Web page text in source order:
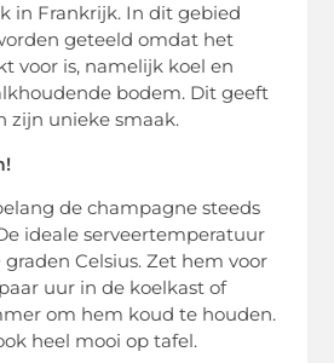
in Frankrijk. In dit gebied
geteeld omdat het
voor is, namelijk koel en
bodem. Dit geeft
zijn unieke smaak.
de champagne steeds
ideale serveertemperatuur
graden Celsius. Zet hem voor
uur in de koelkast of
om hem koud te houden.
heel mooi op tafel.